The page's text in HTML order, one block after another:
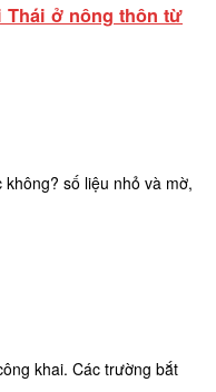
Thái ở nông thôn từ
số liệu nhỏ và mờ,
khai. Các trường bắt